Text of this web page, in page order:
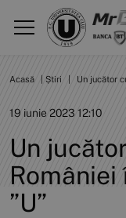
Acasă Știri Un jucător
19 iunie 2023 12:10
Un
”U”